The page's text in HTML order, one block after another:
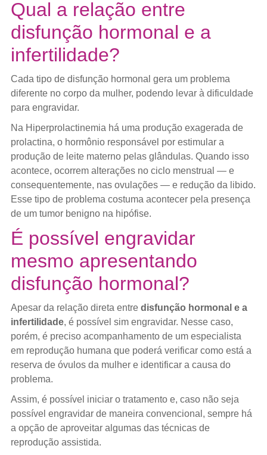
Qual a relação entre
disfunção hormonal e a
infertilidade?
Cada tipo de disfunção hormonal gera um problema
diferente no corpo da mulher, podendo levar à dificuldade
para engravidar.
Na Hiperprolactinemia há uma produção exagerada de
prolactina, o hormônio responsável por estimular a
produção de leite materno pelas glândulas. Quando isso
acontece, ocorrem alterações no ciclo menstrual — e
consequentemente, nas ovulações — e redução da libido.
Esse tipo de problema costuma acontecer pela presença
de um tumor benigno na hipófise.
É possível engravidar
mesmo apresentando
disfunção hormonal?
Apesar da relação direta entre disfunção hormonal e a
infertilidade, é possível sim engravidar. Nesse caso,
porém, é preciso acompanhamento de um especialista
em reprodução humana que poderá verificar como está a
reserva de óvulos da mulher e identificar a causa do
problema.
Assim, é possível iniciar o tratamento e, caso não seja
possível engravidar de maneira convencional, sempre há
a opção de aproveitar algumas das técnicas de
reprodução assistida.